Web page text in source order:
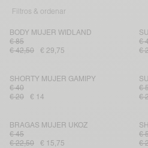
Filtros & ordenar
BODY MUJER WIDLAND
€ 85
€ 42,50
€ 29,75
€
€
SHORTY MUJER GAMIPY
€ 40
€ 20
€ 14
€
€
BRAGAS MUJER UKOZ
€ 45
€ 22,50
€ 15,75
€
€